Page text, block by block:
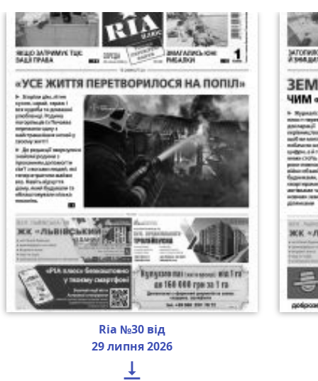
Ria №30 від
29 липня 2026
